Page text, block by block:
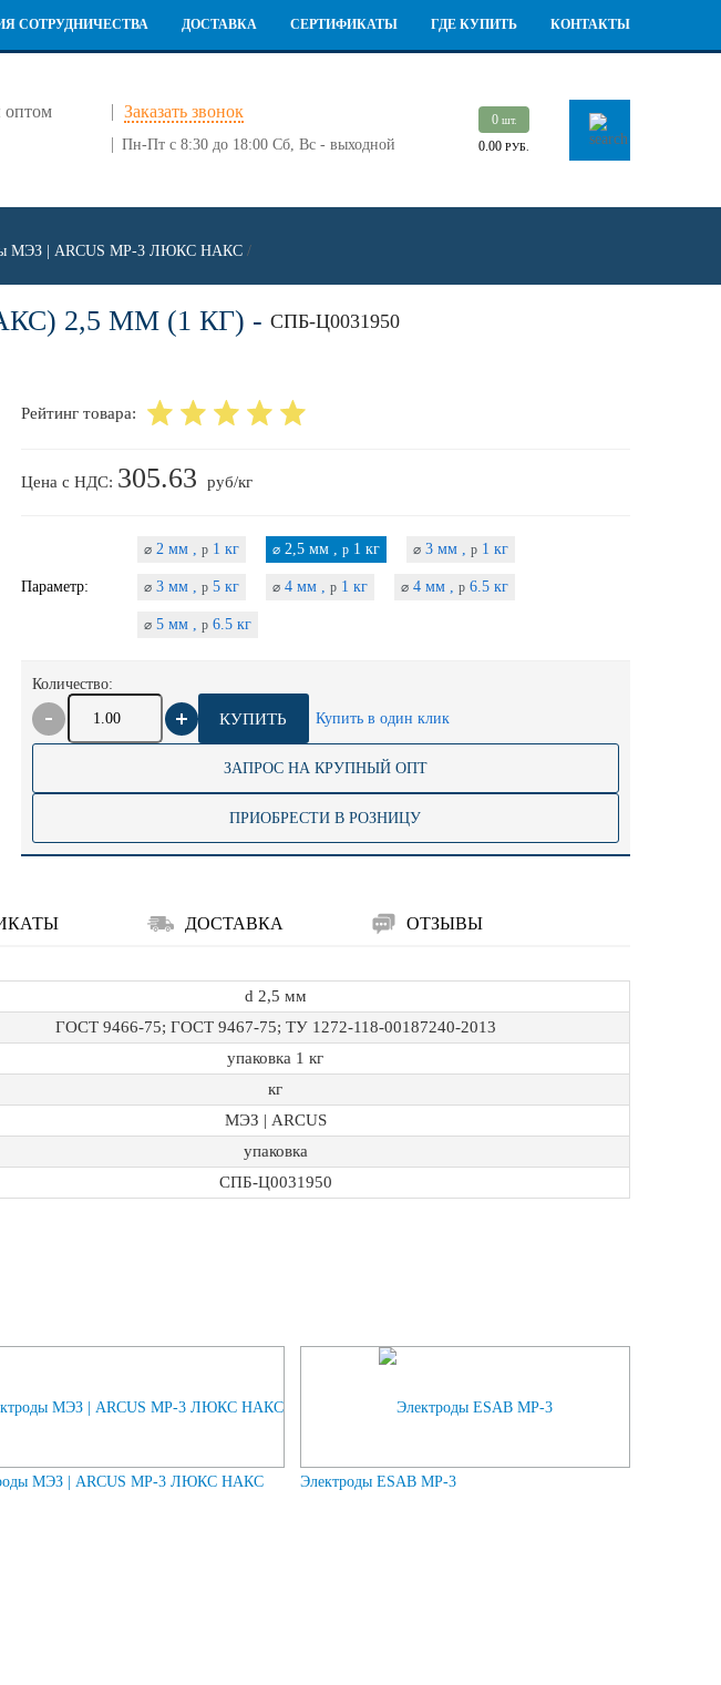
СОТРУДНИЧЕСТВА ДОСТАВКА СЕРТИФИКАТЫ ГДЕ КУПИТЬ КОНТАКТЫ
оптом Заказать звонок
Пн-Пт с 8:30 до 18:00 Сб, Вс - выходной
0 шт.
0.00РУБ.
МЭЗ | ARCUS МР-3 ЛЮКС НАКС /
2,5 ММ (1 КГ) - СПБ-Ц0031950
Рейтинг товара:
Цена с НДС: 305.63 руб/кг
Параметр:
⌀2 мм , p1 кг ⌀2,5 мм , p1 кг ⌀3 мм , p1 кг
⌀3 мм , p5 кг ⌀4 мм , p1 кг ⌀4 мм , p6.5 кг
⌀5 мм , p6.5 кг
Количество:
КУПИТЬ Купить в один клик
ЗАПРОС НА КРУПНЫЙ ОПТ
ПРИОБРЕСТИ В РОЗНИЦУ
ДОСТАВКА ОТЗЫВЫ
d 2,5 мм
ГОСТ 9466-75; ГОСТ 9467-75; ТУ 1272-118-00187240-2013
упаковка 1 кг
кг
МЭЗ | ARCUS
упаковка
СПБ-Ц0031950
МЭЗ | ARCUS МР-3 ЛЮКС НАКС Электроды ESAB МР-3